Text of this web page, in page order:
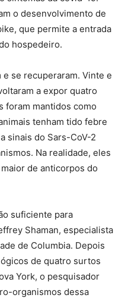
o desenvolvimento de
que permite a entrada
hospedeiro.
se recuperaram. Vinte e
a expor quatro
mantidos como
tenham tido febre
sinais do Sars-CoV-2
Na realidade, eles
de anticorpos do
suficiente para
Shaman, especialista
de Columbia. Depois
de quatro surtos
York, o pesquisador
organismos dessa